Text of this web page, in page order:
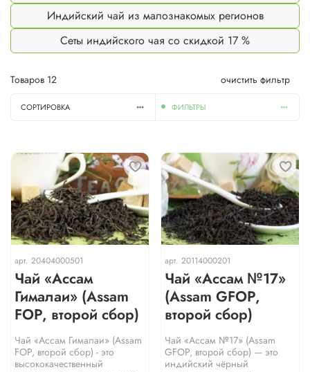
Индийский чай из малознакомых регионов
Сеты индийского чая со скидкой 17 %
Товаров 12 очистить фильтр
СОРТИРОВКА ФИЛЬТРЫ
арт. 20404000501
Чай «Ассам
Гималаи» (Assam
FOP, второй сбор)
Чай «Ассам Гималаи» (Assam
FOP, второй сбор) - это
высококачественный
арт. 20114000201
Чай «Ассам №17»
(Assam GFOP,
второй сбор)
Чай «Ассам №17» (Assam
GFOP, второй сбор) — это
индийский чёрный